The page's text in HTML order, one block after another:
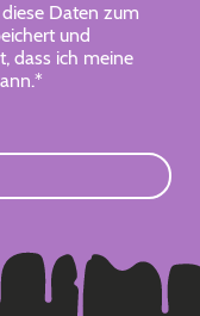
Daten zum
und
dass ich meine